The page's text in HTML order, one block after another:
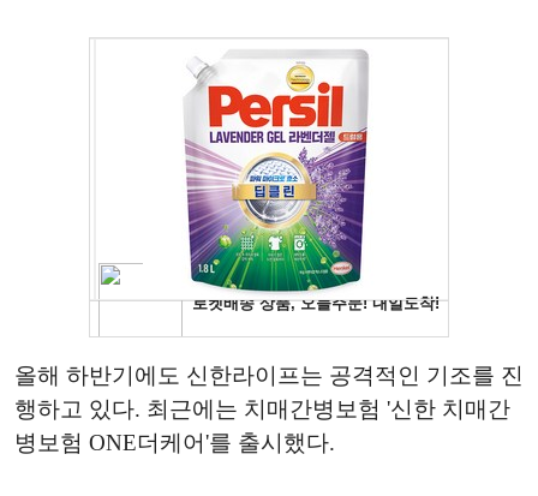
올해 하반기에도 신한라이프는 공격적인 기조를 진
행하고 있다. 최근에는 치매간병보험 '신한 치매간
병보험 ONE더케어'를 출시했다.